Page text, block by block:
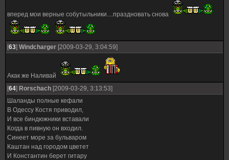
вперед мои верные собутыльники....праздновать снова
[63] Windcharger [2009-03-29, 3:04:59]
Акак же Наливай
[64] Rorschach [2009-03-29, 3:13:53]
Шаланды полные кефали
В Одессу Костя приводил,
И все биндюжники вставали
Когда в пивную он входил.
Синеет море за бульваром
Каштан над городом цветет
И Константин берет гитару